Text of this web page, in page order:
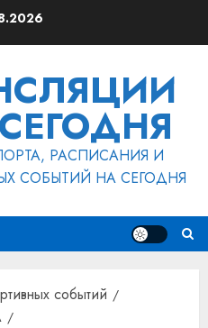
РАСПИСАНИЯ И
СОБЫТИЙ НА СЕГОДНЯ
событий